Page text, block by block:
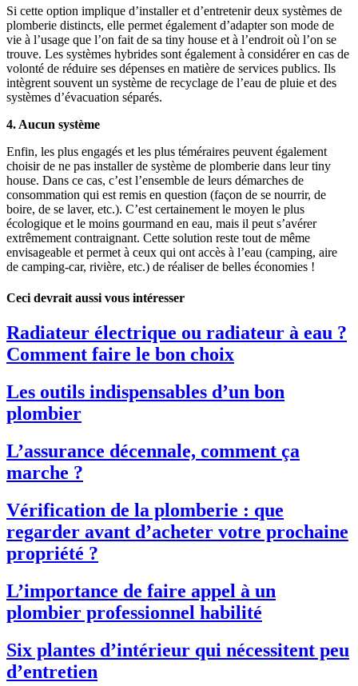
Si cette option implique d’installer et d’entretenir deux systèmes de
plomberie distincts, elle permet également d’adapter son mode de
vie à l’usage que l’on fait de sa tiny house et à l’endroit où l’on se
trouve. Les systèmes hybrides sont également à considérer en cas de
volonté de réduire ses dépenses en matière de services publics. Ils
intègrent souvent un système de recyclage de l’eau de pluie et des
systèmes d’évacuation séparés.
4. Aucun système
Enfin, les plus engagés et les plus téméraires peuvent également
choisir de ne pas installer de système de plomberie dans leur tiny
house. Dans ce cas, c’est l’ensemble de leurs démarches de
consommation qui est remis en question (façon de se nourrir, de
boire, de se laver, etc.). C’est certainement le moyen le plus
écologique et le moins gourmand en eau, mais il peut s’avérer
extrêmement contraignant. Cette solution reste tout de même
envisageable et permet à ceux qui ont accès à l’eau (camping, aire
de camping-car, rivière, etc.) de réaliser de belles économies !
Ceci devrait aussi vous intéresser
Radiateur électrique ou radiateur à eau ?
Comment faire le bon choix
Les outils indispensables d’un bon
plombier
L’assurance décennale, comment ça
marche ?
Vérification de la plomberie : que
regarder avant d’acheter votre prochaine
propriété ?
L’importance de faire appel à un
plombier professionnel habilité
Six plantes d’intérieur qui nécessitent peu
d’entretien